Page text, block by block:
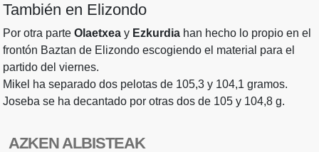
También en Elizondo
Por otra parte Olaetxea y Ezkurdia han hecho lo propio en el
frontón Baztan de Elizondo escogiendo el material para el
partido del viernes.
Mikel ha separado dos pelotas de 105,3 y 104,1 gramos.
Joseba se ha decantado por otras dos de 105 y 104,8 g.
AZKEN ALBISTEAK